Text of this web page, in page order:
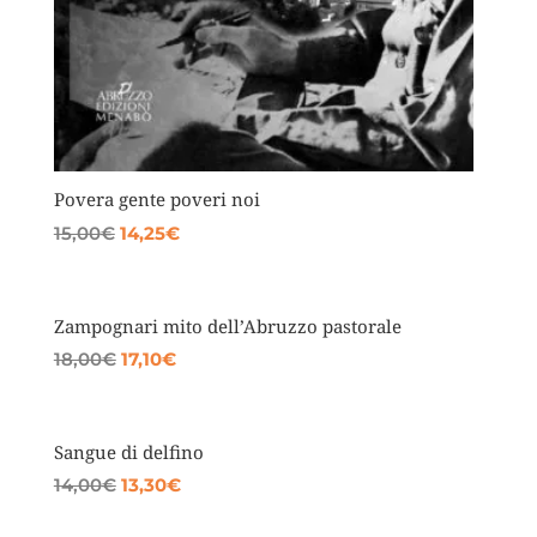
Povera gente poveri noi
15,00€ Il
era:
15,00€.
14,25€Il
è:
Zampognari mito dell’Abruzzo pastorale
18,00€ Il
era:
18,00€.
17,10€Il
è:
17,10€.
Sangue di delfino
14,00€ Il
13,30€Il